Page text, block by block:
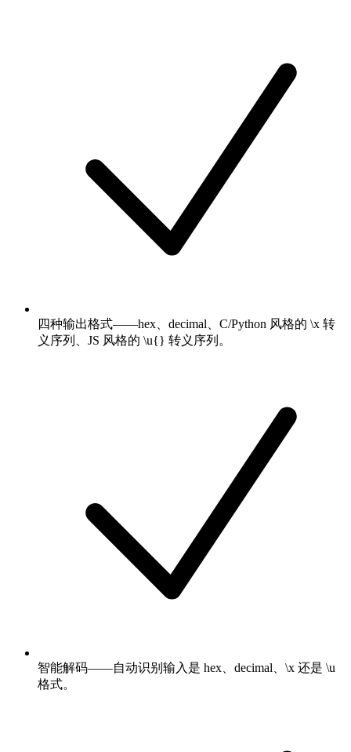
四种输出格式——hex、decimal、C/Python 风格的 \x 转
义序列、JS 风格的 \u{} 转义序列。
智能解码——自动识别输入是 hex、decimal、\x 还是 \u
格式。